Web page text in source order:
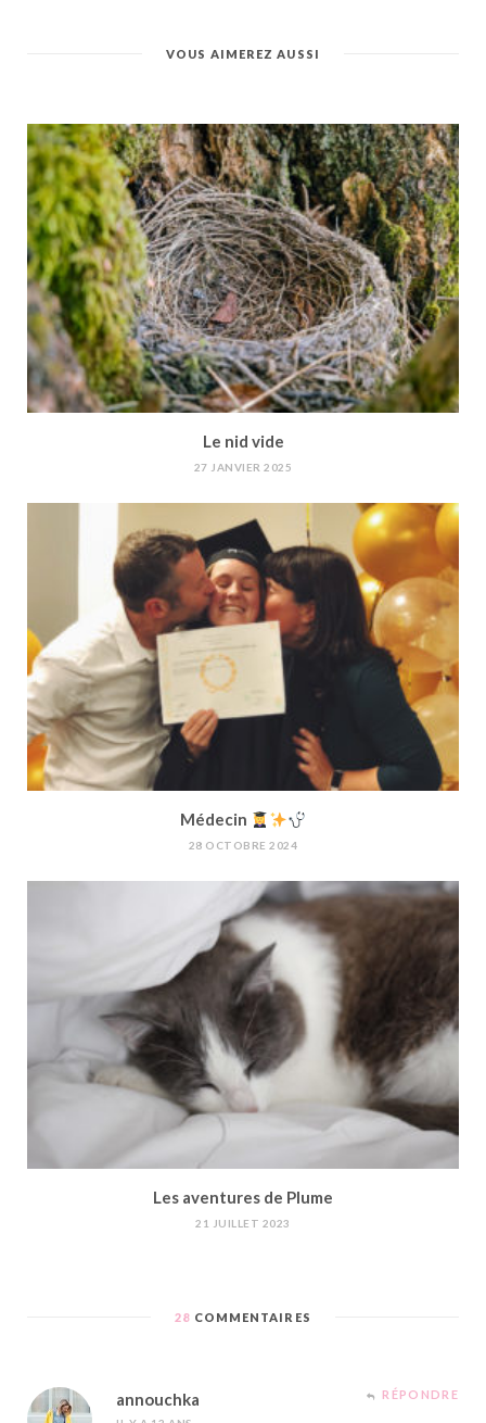
VOUS AIMEREZ AUSSI
Le nid vide
27 JANVIER 2025
Médecin
28 OCTOBRE 2024
Les aventures de Plume
21 JUILLET 2023
28 COMMENTAIRES
annouchka RÉPONDRE